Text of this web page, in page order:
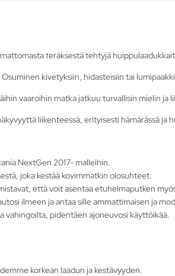
teräksestä tehtyjä
kivetyksiin, hidasteisiin tai
vaaroihin matka jatkuu turvallisin mielin
liikenteessä, erityisesti hämärässä ja
NextGen 2017- malleihin.
joka kestää kovimmatkin olosuhteet.
että voit asentaa etuhelmaputken
ilmeen ja antaa sille ammattimaisen ja
vahingoilta, pidentäen ajoneuvosi käyttöikää.
korkean laadun ja kestävyyden.